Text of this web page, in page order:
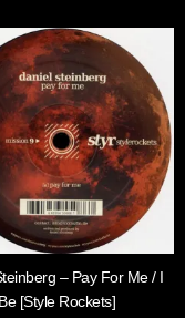
– Pay For Me / I
[Style Rockets]